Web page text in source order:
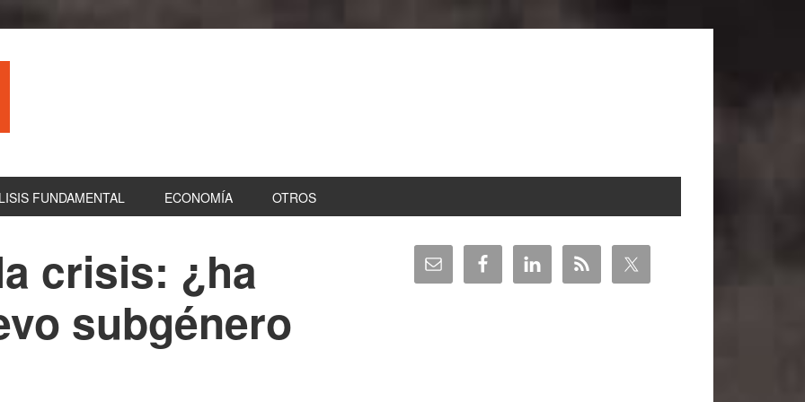
FUNDAMENTAL ECONOMÍA OTROS
crisis: ¿ha
subgénero
Barra
lateral